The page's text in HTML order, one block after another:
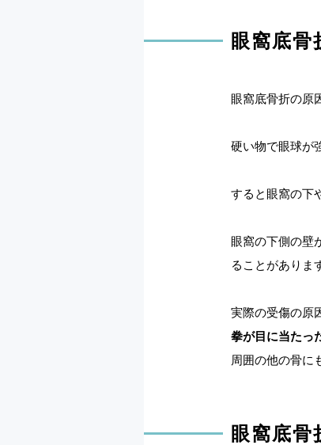
眼窩底骨
眼窩底骨折の原
硬い物で眼球が
すると眼窩の下
眼窩の下側の壁
ることがありま
実際の受傷の原
拳が目に当たっ
周囲の他の骨に
眼窩底骨